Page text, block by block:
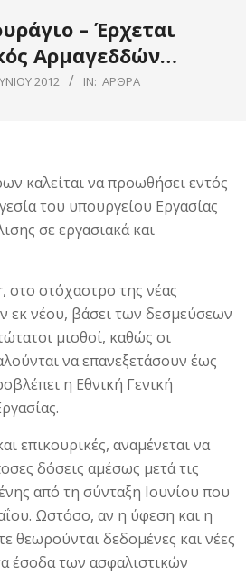
– Έρχεται
Αρμαγεδδών…
2012 IN: ΆΡΘΡΑ
καλείται να προωθήσει εντός
του υπουργείου Εργασίας
σε εργασιακά και
στόχαστρο της νέας
εκ νέου, βάσει των δεσμεύσεων
μισθοί, καθώς οι
να επανεξετάσουν έως
η Εθνική Γενική
επικουρικές, αναμένεται να
δόσεις αμέσως μετά τις
από τη σύνταξη Ιουνίου που
Ωστόσο, αν η ύφεση και η
θεωρούνται δεδομένες και νέες
έσοδα των ασφαλιστικών